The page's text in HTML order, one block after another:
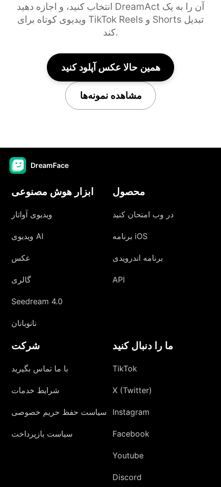
انتخاب کنید، و اجازه دهید DreamAct آن را به یک
ویدیوی کوتاه برای TikTok Reels و Shorts تبدیل
کند.
همین حالا عکس آپلود کنید
مشاهده نمونه‌ها
DreamFace
ابزار هوش مصنوعی
ویدیوی آواتار
ویدیوی AI
عکس
گالری
Seedream 4.0
نانوبانان
محصول
در وب امتحان کنید
برنامه iOS
برنامه اندرویدی
API
شرکت
با ما تماس بگیرید
شرایط خدمات
سیاست حفظ حریم خصوصی
سیاست بازپرداخت
ما را دنبال کنید
TikTok
X (Twitter)
Instagram
Facebook
Youtube
Discord